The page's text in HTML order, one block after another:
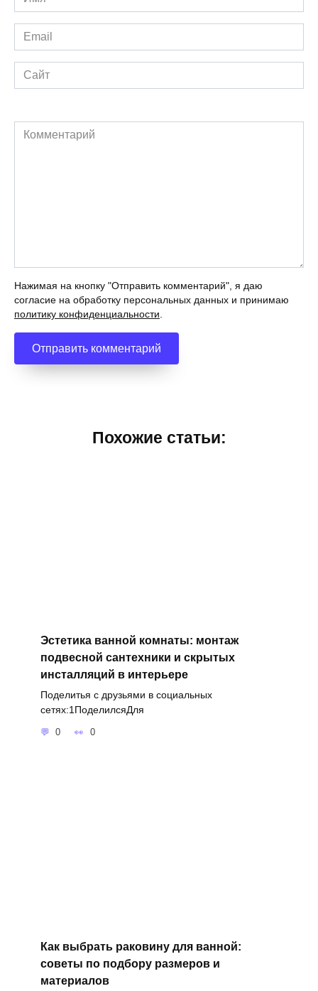
*
Email
*
Сайт
Комментарий
Нажимая на кнопку "Отправить комментарий", я даю
согласие на обработку персональных данных и принимаю
политику конфиденциальности.
Похожие статьи:
Эстетика ванной комнаты: монтаж
подвесной сантехники и скрытых
инсталляций в интерьере
Поделитья с друзьями в социальных
сетях:1ПоделилсяДля
0 0
Как выбрать раковину для ванной:
советы по подбору размеров и
материалов